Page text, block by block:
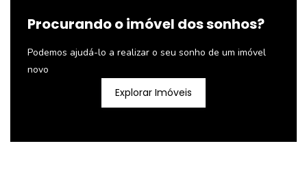
Procurando o imóvel dos sonhos?
Podemos ajudá-lo a realizar o seu sonho de um imóvel
novo
Explorar Imóveis